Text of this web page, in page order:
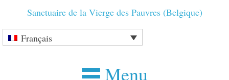
Sanctuaire de la Vierge des Pauvres (Belgique)
Français
Menu